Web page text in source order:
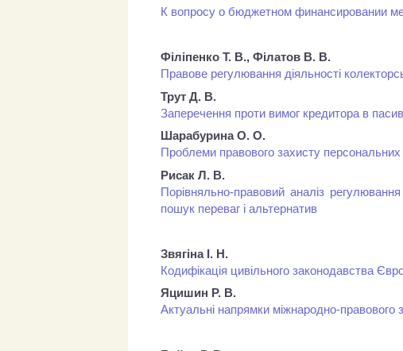
К вопросу о бюджетном финансировании
Філіпенко Т. В., Філатов В. В.
Правове регулювання діяльності
Трут Д. В.
Заперечення проти вимог кредитора в
Шарабурина О. О.
Проблеми правового захисту
Рисак Л. В.
Порівняльно-правовий аналіз
пошук переваг і альтернатив
Звягіна І. Н.
Кодифікація цивільного законодавства
Яцишин Р. В.
Актуальні напрямки міжнародно-правового